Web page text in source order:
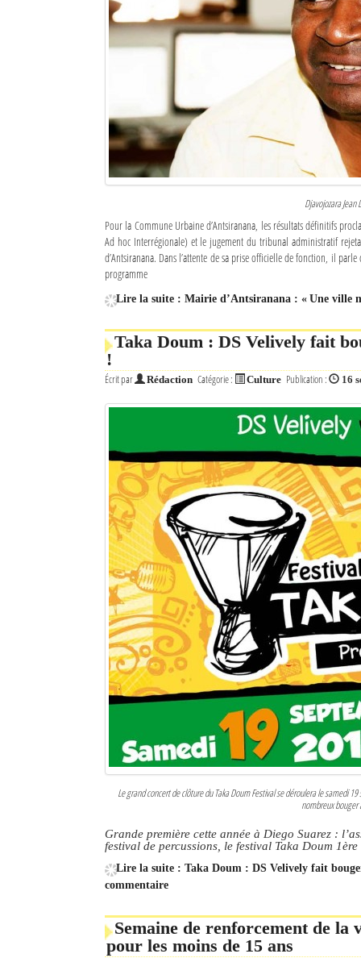
Les Petites Annonces
Connexion
Identifiant oublié ?
Mot de passe oublié ?
Djavojozara
Pour la Commune Urbaine d’Antsiranana, les résultats définitifs
Ad hoc Interrégionale) et le jugement du tribunal administratif
d’Antsiranana. Dans l’attente de sa prise officielle de fonction, il
programme
Lire la suite : Mairie d’Antsiranana : « Une ville
Taka Doum : DS Velively fait
!
Écrit par Rédaction Catégorie : Culture Publication : 16
Le grand concert de clôture du Taka Doum Festival se déroulera le samedi
nombreux bouger
Grande première cette année à Diego Suarez :
festival de percussions, le festival Taka Doum
Lire la suite : Taka Doum : DS Velively fait
commentaire
Semaine de renforcement de
pour les moins de 15 ans